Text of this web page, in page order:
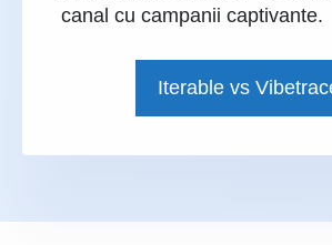
canal cu campanii captivante.
Iterable vs